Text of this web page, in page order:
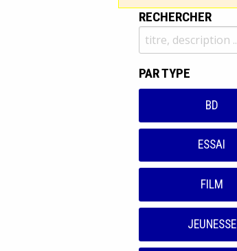
RECHERCHER
PAR TYPE
BD
ESSAI
FILM
JEUNESSE